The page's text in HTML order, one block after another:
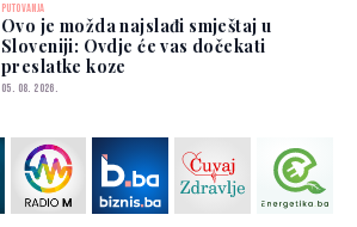
PUTOVANJA
Ovo je možda najslađi smještaj u
Sloveniji: Ovdje će vas dočekati
preslatke koze
05. 08. 2026.